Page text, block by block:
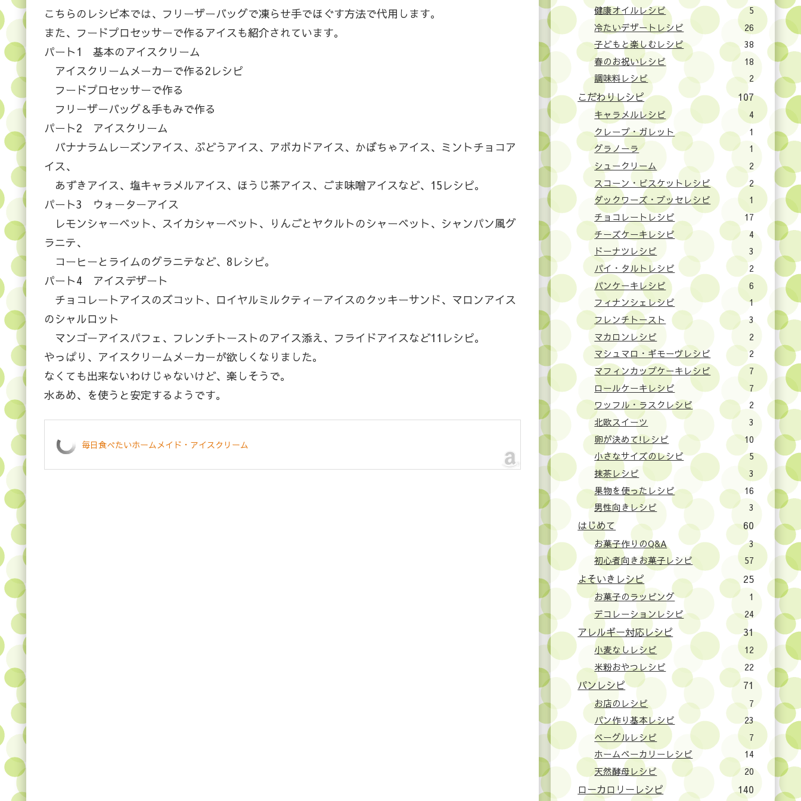
こちらのレシピ本では、フリーザーバッグで凍らせ手でほぐす方法で代用します。
また、フードプロセッサーで作るアイスも紹介されています。
パート1 基本のアイスクリーム
アイスクリームメーカーで作る2レシピ
フードプロセッサーで作る
フリーザーバッグ＆手もみで作る
パート2 アイスクリーム
バナナラムレーズンアイス、ぶどうアイス、アボカドアイス、かぼちゃアイス、ミントチョコア
イス、
あずきアイス、塩キャラメルアイス、ほうじ茶アイス、ごま味噌アイスなど、15レシピ。
パート3 ウォーターアイス
レモンシャーベット、スイカシャーベット、りんごとヤクルトのシャーベット、シャンパン風グ
ラニテ、
コーヒーとライムのグラニテなど、8レシピ。
パート4 アイスデザート
チョコレートアイスのズコット、ロイヤルミルクティーアイスのクッキーサンド、マロンアイス
のシャルロット
マンゴーアイスパフェ、フレンチトーストのアイス添え、フライドアイスなど11レシピ。
やっぱり、アイスクリームメーカーが欲しくなりました。
なくても出来ないわけじゃないけど、楽しそうで。
水あめ、を使うと安定するようです。
毎日食べたいホームメイド・アイスクリーム
健康オイルレシピ
5
冷たいデザートレシピ
26
子どもと楽しむレシピ
38
春のお祝いレシピ
18
調味料レシピ
2
こだわりレシピ 107
キャラメルレシピ
4
クレープ・ガレット
1
グラノーラ
1
シュークリーム
2
スコーン・ビスケットレシピ
2
ダックワーズ・ブッセレシピ
1
チョコレートレシピ
17
チーズケーキレシピ
4
ドーナツレシピ
3
パイ・タルトレシピ
2
パンケーキレシピ
6
フィナンシェレシピ
1
フレンチトースト
3
マカロンレシピ
2
マシュマロ・ギモーヴレシピ
2
マフィンカップケーキレシピ
7
ロールケーキレシピ
7
ワッフル・ラスクレシピ
2
北欧スイーツ
3
卵が決めて!レシピ
10
小さなサイズのレシピ
5
抹茶レシピ
3
果物を使ったレシピ
16
男性向きレシピ
3
はじめて 60
お菓子作りのQ&A
3
初心者向きお菓子レシピ
57
よそいきレシピ 25
お菓子のラッピング
1
デコレーションレシピ
24
アレルギー対応レシピ 31
小麦なしレシピ
12
米粉おやつレシピ
22
パンレシピ 71
お店のレシピ
7
パン作り基本レシピ
23
ベーグルレシピ
7
ホームベーカリーレシピ
14
天然酵母レシピ
20
ローカロリーレシピ 140